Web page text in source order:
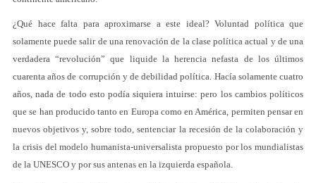
¿Qué hace falta para aproximarse a este ideal? Voluntad política que
solamente puede salir de una renovación de la clase política actual y de una
verdadera “revolución” que liquide la herencia nefasta de los últimos
cuarenta años de corrupción y de debilidad política. Hacía solamente cuatro
años, nada de todo esto podía siquiera intuirse: pero los cambios políticos
que se han producido tanto en Europa como en América, permiten pensar en
nuevos objetivos y, sobre todo, sentenciar la recesión de la colaboración y
la crisis del modelo humanista-universalista propuesto por los mundialistas
de la UNESCO y por sus antenas en la izquierda española.